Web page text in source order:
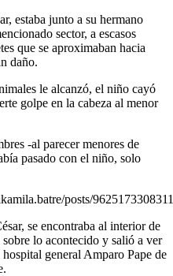
estaba junto a su hermano
sector, a escasos
que se aproximaban hacia
daño.
le alcanzó, el niño cayó
golpe en la cabeza al menor
-al parecer menores de
pasado con el niño, solo
posts/
se encontraba al interior de
lo acontecido y salió a ver
general Amparo Pape de